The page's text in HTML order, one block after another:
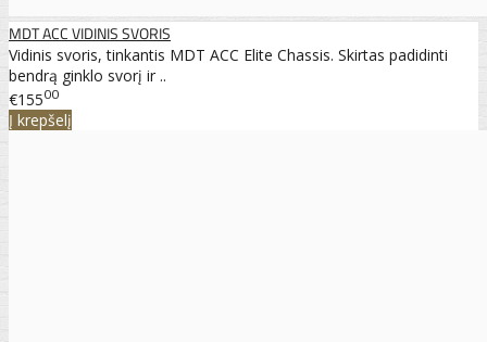
MDT ACC VIDINIS SVORIS
Vidinis svoris, tinkantis MDT ACC Elite Chassis. Skirtas padidinti
bendrą ginklo svorį ir ..
€15500
Į krepšelį